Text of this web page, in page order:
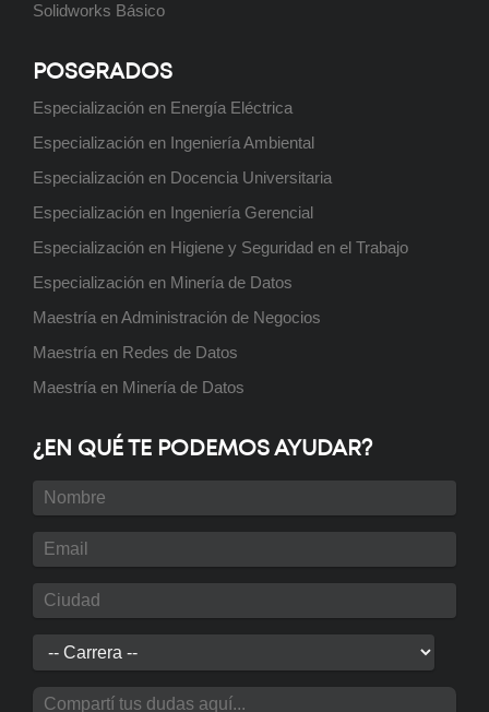
Solidworks Básico
POSGRADOS
Especialización en Energía Eléctrica
Especialización en Ingeniería Ambiental
Especialización en Docencia Universitaria
Especialización en Ingeniería Gerencial
Especialización en Higiene y Seguridad en el Trabajo
Especialización en Minería de Datos
Maestría en Administración de Negocios
Maestría en Redes de Datos
Maestría en Minería de Datos
¿EN QUÉ TE PODEMOS AYUDAR?